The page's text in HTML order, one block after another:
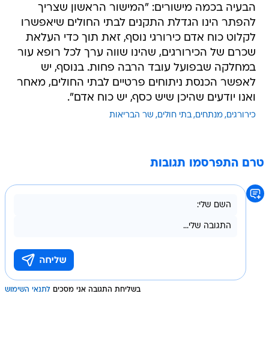
הבעיה בכמה מישורים: "המישור הראשון שצריך
להפתר הינו הגדלת התקנים לבתי החולים שיאפשרו
לקלוט כוח אדם כירורגי נוסף, זאת תוך כדי העלאת
שכרם של הכירורגים, שהינו שווה ערך לכל רופא עור
במחלקה שבפועל עובד הרבה פחות. בנוסף, יש
לאפשר הכנסת ניתוחים פרטיים לבתי החולים, מאחר
ואנו יודעים שהיכן שיש כסף, יש כוח אדם".
כירורגים מנתחים בתי חולים שר הבריאות
טרם התפרסמו תגובות
בשליחת התגובה אני מסכים לתנאי השימוש